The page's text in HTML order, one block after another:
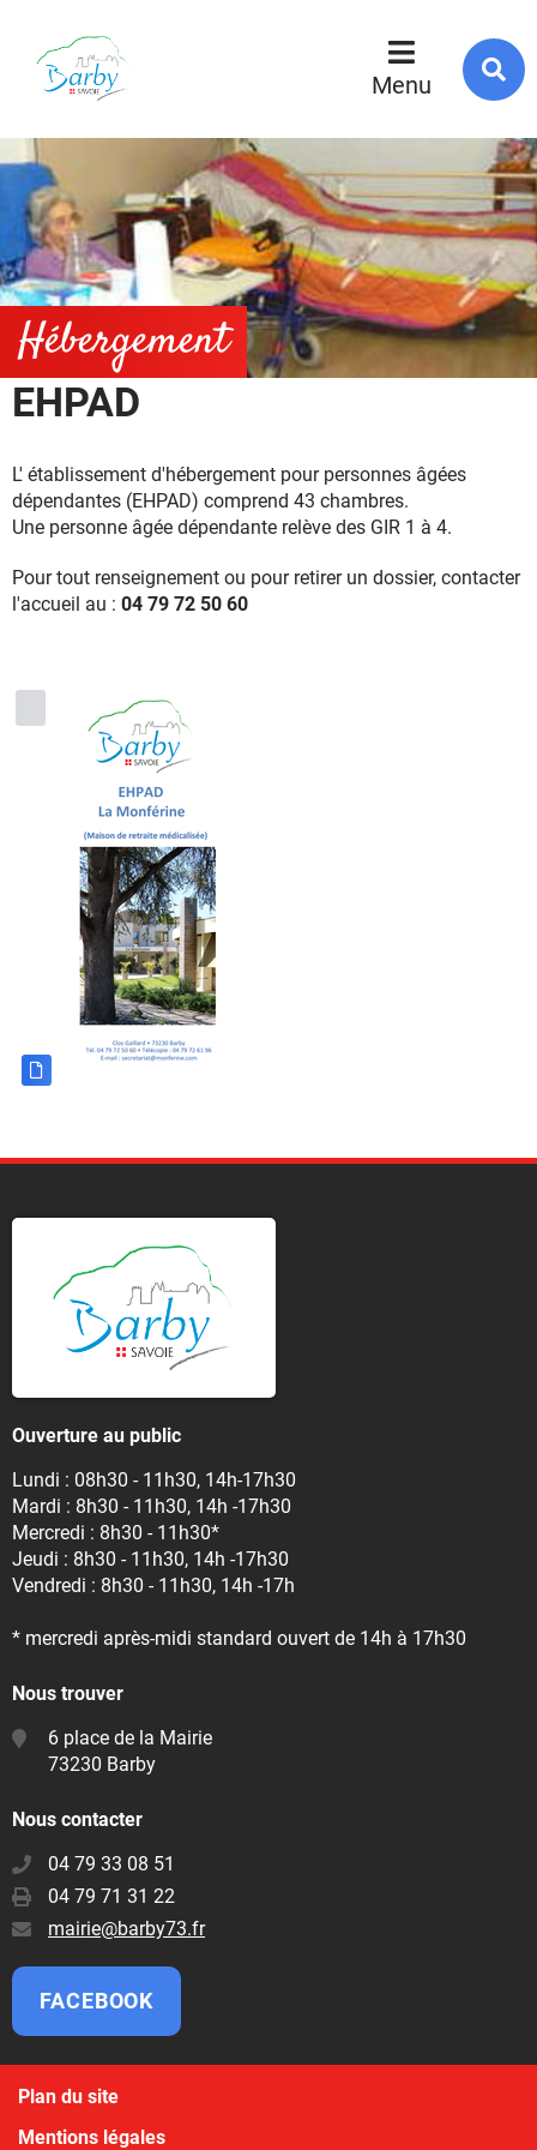
Menu
Hébergement
EHPAD
L' établissement d'hébergement pour personnes âgées
dépendantes (EHPAD) comprend 43 chambres.
Une personne âgée dépendante relève des GIR 1 à 4.
Pour tout renseignement ou pour retirer un dossier, contacter
l'accueil au : 04 79 72 50 60
Ouverture au public
Lundi : 08h30 - 11h30, 14h-17h30
Mardi : 8h30 - 11h30, 14h -17h30
Mercredi : 8h30 - 11h30*
Jeudi : 8h30 - 11h30, 14h -17h30
Vendredi : 8h30 - 11h30, 14h -17h
* mercredi après-midi standard ouvert de 14h à 17h30
Nous trouver
6 place de la Mairie
73230 Barby
Nous contacter
04 79 33 08 51
04 79 71 31 22
E-
mairie@barby73.fr
FACEBOOK
Plan du site
Mentions légales